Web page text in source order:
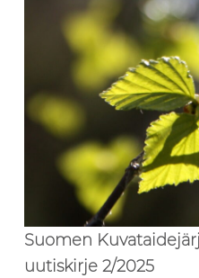
Suomen
uutiskirje 2/2025